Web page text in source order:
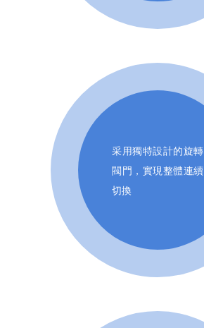
采用獨特設計的旋轉
閥門，實現整體連續
切換